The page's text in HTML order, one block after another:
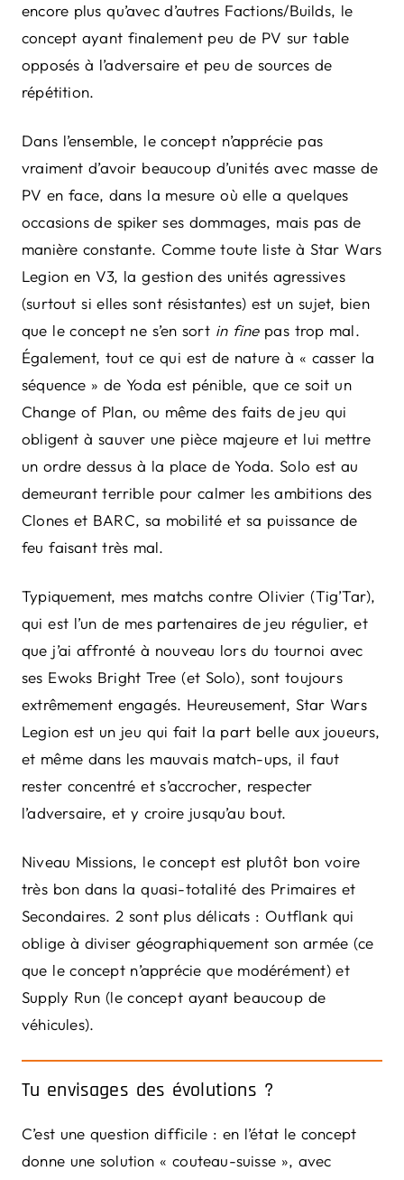
encore plus qu’avec d’autres Factions/Builds, le
concept ayant finalement peu de PV sur table
opposés à l’adversaire et peu de sources de
répétition.
Dans l’ensemble, le concept n’apprécie pas
vraiment d’avoir beaucoup d’unités avec masse de
PV en face, dans la mesure où elle a quelques
occasions de spiker ses dommages, mais pas de
manière constante. Comme toute liste à Star Wars
Legion en V3, la gestion des unités agressives
(surtout si elles sont résistantes) est un sujet, bien
que le concept ne s’en sort in finepas trop mal.
Également, tout ce qui est de nature à « casser la
séquence » de Yoda est pénible, que ce soit un
Change of Plan, ou même des faits de jeu qui
obligent à sauver une pièce majeure et lui mettre
un ordre dessus à la place de Yoda. Solo est au
demeurant terrible pour calmer les ambitions des
Clones et BARC, sa mobilité et sa puissance de
feu faisant très mal.
Typiquement, mes matchs contre Olivier (Tig’Tar),
qui est l’un de mes partenaires de jeu régulier, et
que j’ai affronté à nouveau lors du tournoi avec
ses Ewoks Bright Tree (et Solo), sont toujours
extrêmement engagés. Heureusement, Star Wars
Legion est un jeu qui fait la part belle aux joueurs,
et même dans les mauvais match-ups, il faut
rester concentré et s’accrocher, respecter
l’adversaire, et y croire jusqu’au bout.
Niveau Missions, le concept est plutôt bon voire
très bon dans la quasi-totalité des Primaires et
Secondaires. 2 sont plus délicats : Outflank qui
oblige à diviser géographiquement son armée (ce
que le concept n’apprécie que modérément) et
Supply Run (le concept ayant beaucoup de
véhicules).
Tu envisages des évolutions ?
C’est une question difficile : en l’état le concept
donne une solution « couteau-suisse », avec